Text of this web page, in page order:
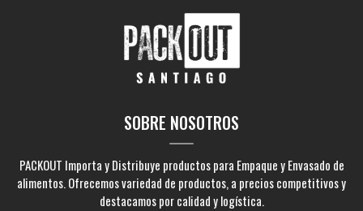
SOBRE NOSOTROS
PACKOUT Importa y Distribuye productos para Empaque y Envasado de
alimentos. Ofrecemos variedad de productos, a precios competitivos y
destacamos por calidad y logística.